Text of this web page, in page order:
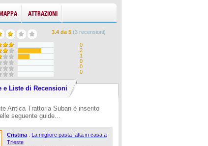
ATTRAZIONI
3.4da5 (3recensioni)
0
2
1
0
0
0
e Liste di Recensioni
Antica Trattoria Suban è inserito
seguente guide...
Cristina: La migliore pasta fatta in casa a
Trieste